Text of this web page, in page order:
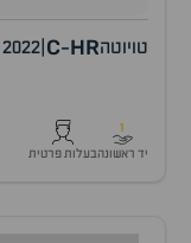
טויוטה C-HR
2022
1
יד ראשונהבעלות פרטית